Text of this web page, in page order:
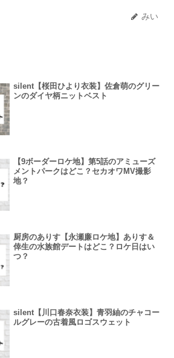
みい
silent【桜田ひより衣装】佐倉萌のグリー
ンのダイヤ柄ニットベスト
【9ボーダーロケ地】第5話のアミューズ
メントパークはどこ？セカオワMV撮影
地？
厨房のありす【永瀬廉ロケ地】ありす＆
倖生の水族館デートはどこ？ロケ日はい
つ？
silent【川口春奈衣装】青羽紬のチャコー
ルグレーの古着風ロゴスウェット